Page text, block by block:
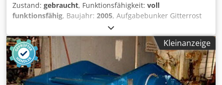
Zustand: gebraucht, Funktionsfähigkeit: voll
funktionsfähig, Baujahr: 2005, Aufgabebunker Gitterrost
Abzugsband Chedpszq Szrsfx Acdea Förderband 12 m mit
Gurt 650mm
Kleinanzeige